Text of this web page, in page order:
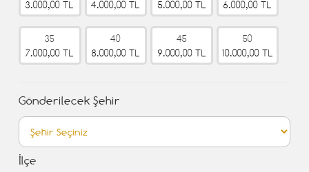
3.000,00 TL
4.000,00 TL
5.000,00 TL
6.000,00 TL
35
7.000,00 TL
40
8.000,00 TL
45
9.000,00 TL
50
10.000,00 TL
Gönderilecek Şehir
İlçe